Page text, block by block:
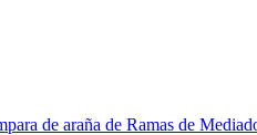
de araña de Ramas de